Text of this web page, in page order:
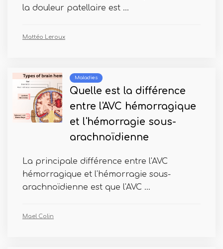
la douleur patellaire est ...
Mattéo Leroux
Maladies
Quelle est la différence
entre l'AVC hémorragique
et l'hémorragie sous-
arachnoïdienne
La principale différence entre l'AVC
hémorragique et l'hémorragie sous-
arachnoïdienne est que l'AVC ...
Mael Colin